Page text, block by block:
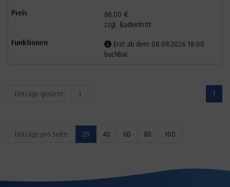
80,00 €
zzgl. Badeintritt
Erst ab dem 08.09.2026 18:00
buchbar.
1
Einträge gesamt: 3
Einträge pro Seite: 20 40 60 80 100